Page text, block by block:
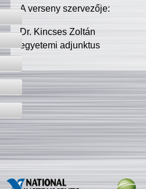
A verseny szervezője:
Dr. Kincses Zoltán
egyetemi adjunktus